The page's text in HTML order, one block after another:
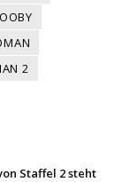
2
Staffel 2 steht